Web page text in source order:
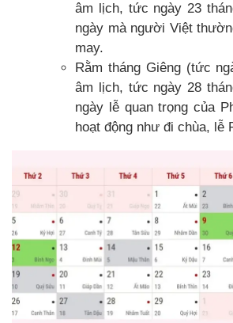
âm lịch, tức ngày 23
ngày mà người Việt
may.
Rằm tháng Giêng (tức
âm lịch, tức ngày 28
ngày lễ quan trọng của
hoạt động như đi chùa, lễ